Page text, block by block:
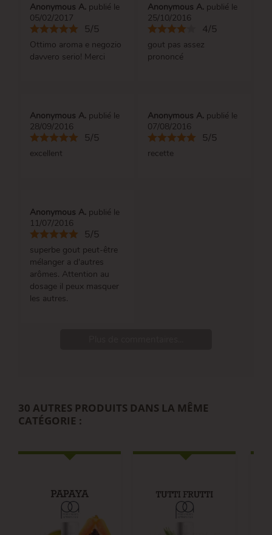
Anonymous A. publié le
05/02/2017
5/5
Ottimo aroma e negozio
davvero serio! Merci
Anonymous A. publié le
25/10/2016
4/5
gout pas assez
prononcé
Anonymous A. publié le
28/09/2016
5/5
excellent
Anonymous A. publié le
07/08/2016
5/5
recette
Anonymous A. publié le
11/07/2016
5/5
superbe gout peut-être
mélanger a d'autres
arômes. Attention au
dosage il peux masquer
les autres.
30 AUTRES PRODUITS DANS LA MÊME
CATÉGORIE :